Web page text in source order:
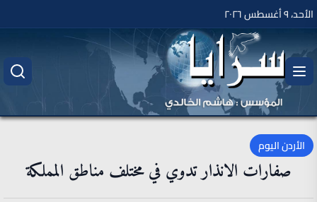
الأحد، ٩ أغسطس ٢٠٢٦
الأردن اليوم
صفارات الانذار تدوي في مختلف مناطق المملكة